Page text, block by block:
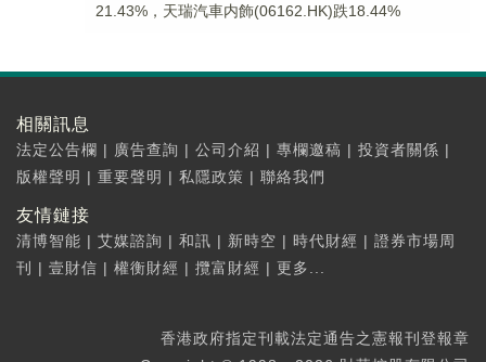
21.43%，天瑞汽車内飾(06162.HK)跌18.44%
相關訊息
法定公告欄 | 廣告查詢 | 公司介紹 | 專欄邀稿 | 投資者關係 |
版權聲明 | 重要聲明 | 私隱政策 | 聯絡我們
友情鏈接
清博智能 | 艾媒諮詢 | 和訊 | 新時空 | 時代財經 | 證券市場周
刊
| 壹財信 | 權衡財經 | 攬富財經 | 更多...
香港政府指定刊載法定通告之憲報刊登報章